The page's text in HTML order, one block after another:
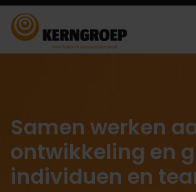
Samen werken
ontwikkeling en
individuen en